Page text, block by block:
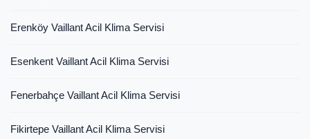
Erenköy Vaillant Acil Klima Servisi
Esenkent Vaillant Acil Klima Servisi
Fenerbahçe Vaillant Acil Klima Servisi
Fikirtepe Vaillant Acil Klima Servisi